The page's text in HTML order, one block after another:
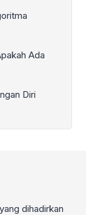
Ada
Diri
dihadirkan